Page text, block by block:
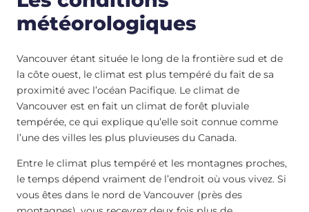
météorologiques
Vancouver étant située le long de la frontière sud et de
la côte ouest, le climat est plus tempéré du fait de sa
proximité avec l’océan Pacifique. Le climat de
Vancouver est en fait un climat de forêt pluviale
tempérée, ce qui explique qu’elle soit connue comme
l’une des villes les plus pluvieuses du Canada.
Entre le climat plus tempéré et les montagnes proches,
le temps dépend vraiment de l’endroit où vous vivez. Si
vous êtes dans le nord de Vancouver (près des